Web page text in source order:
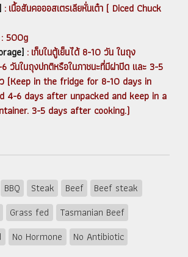
: เนื้อสันคอออสเตรเลียหั่นเต๋า ( Diced Chuck
: 500g
: เก็บในตู้เย็นได้ 8-10 วัน ในถุง
วันในถุงปกติหรือในภาชนะที่มีฝาปิด และ 3-5
ว (Keep in the fridge for 8-10 days in
4-6 days after unpacked and keep in a
3-5 days after cooking.)
BBQ Steak Beef
Beef steak
Grass fed
Tasmanian Beef
No Hormone No Antibiotic